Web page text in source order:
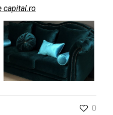
capital.ro
0